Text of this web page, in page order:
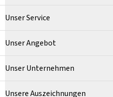
Unser Service
Unser Angebot
Unser Unternehmen
Unsere Auszeichnungen